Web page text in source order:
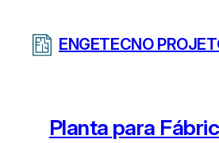
ENGETECNO
Planta para